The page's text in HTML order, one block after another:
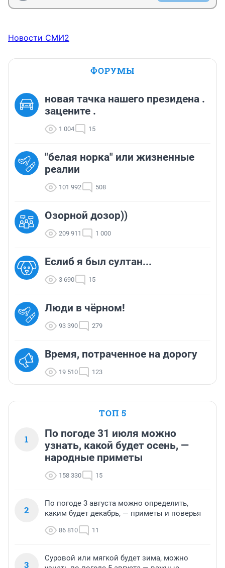
Новости СМИ2
ФОРУМЫ
новая тачка нашего президена .
зацените .
1 004 15
"белая норка" или жизненные
реалии
101 992 508
Озорной дозор))
209 911 1 000
Еслиб я был султан...
3 690 15
Люди в чёрном!
93 390 279
Время, потраченное на дорогу
19 510 123
ТОП 5
1
По погоде 31 июля можно
узнать, какой будет осень, —
народные приметы
158 330 15
2
По погоде 3 августа можно определить,
каким будет декабрь, — приметы и поверья
86 810 11
3
Суровой или мягкой будет зима, можно